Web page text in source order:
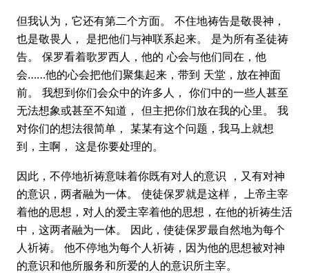
但我认为，它还有第二个方面。 不住地祷告是敬畏神，
也是敬畏人， 是把他们与神联系起来。 是为所有圣徒祷
告。 保罗看着歌罗西人，他的 心会与他们同在，他
会……他的心会把他们聚集起来，带到 天堂，放在神面
前。 我想到你们会众中的许多人， 你们中的一些人甚至
无法想象或甚至不知道， 但主把你们放在我的心里。 我
对你们的想法很简单， 某某有这个问题，我马上就想
到，主啊， 这是你要处理的。
因此，不停地祈祷意味着你既有对人的意识 ，又有对神
的意识，两者融为一体。 使徒保罗就是这样， 上帝主宰
着他的思想，对人的爱主宰着他的思想，在他的祈祷生活
中，这两者融为一体。 因此，使徒保罗最自然地为每个
人祈祷。 他不停地为每个人祈祷，因为他的思想被对神
的意识和他所服务和所爱的人的意识所主宰。